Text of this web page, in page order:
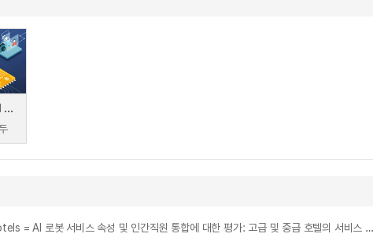
비전공자를 위한 AI 개념이해 및 기초 실습
Assessing AI Robot Service Attributes and Human Staff Integration : Implications for Service Quality in Luxury and Midscale Hotels = AI 로봇 서비스 속성 및 인간직원 통합에 대한 평가: 고급 및 중급 호텔의 서비스 품질에 미치는 영향